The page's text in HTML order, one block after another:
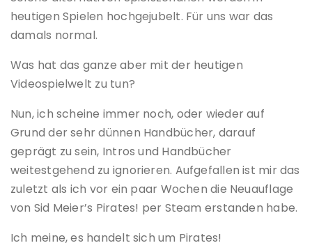
heutigen Spielen hochgejubelt. Für uns war das
damals normal.
Was hat das ganze aber mit der heutigen
Videospielwelt zu tun?
Nun, ich scheine immer noch, oder wieder auf
Grund der sehr dünnen Handbücher, darauf
geprägt zu sein, Intros und Handbücher
weitestgehend zu ignorieren. Aufgefallen ist mir das
zuletzt als ich vor ein paar Wochen die Neuauflage
von Sid Meier’s Pirates! per Steam erstanden habe.
Ich meine, es handelt sich um Pirates!